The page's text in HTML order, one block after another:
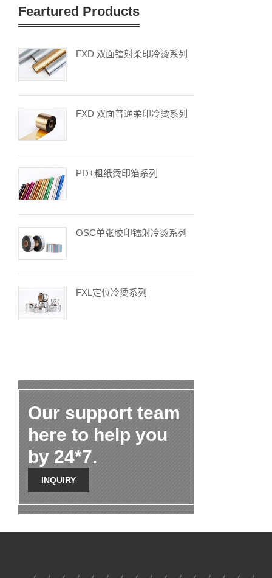
Feartured Products
FXD 双面镭射柔印冷烫系列
FXD 双面普通柔印冷烫系列
PD+粗纸烫印箔系列
OSC单张胶印镭射冷烫系列
FXL定位冷烫系列
Our support team
here to help you
by 24*7.
INQUIRY